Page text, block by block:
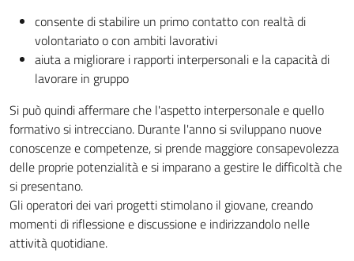
consente di stabilire un primo contatto con realtà di
volontariato o con ambiti lavorativi
aiuta a migliorare i rapporti interpersonali e la capacità di
lavorare in gruppo
Si può quindi affermare che l'aspetto interpersonale e quello
formativo si intrecciano. Durante l'anno si sviluppano nuove
conoscenze e competenze, si prende maggiore consapevolezza
delle proprie potenzialità e si imparano a gestire le difficoltà che
si presentano.
Gli operatori dei vari progetti stimolano il giovane, creando
momenti di riflessione e discussione e indirizzandolo nelle
attività quotidiane.